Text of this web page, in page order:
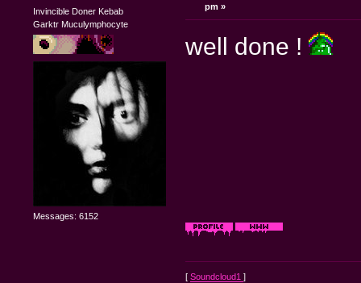
Invincible Doner Kebab
Garktr Muculymphocyte
Messages: 6152
pm »
well done !
[ Soundcloud1 ]